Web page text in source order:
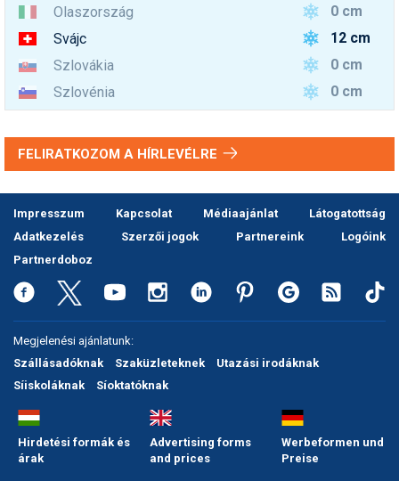
Olaszország
0 cm
Svájc
12 cm
Szlovákia
0 cm
Szlovénia
0 cm
FELIRATKOZOM A HÍRLEVÉLRE
Impresszum Kapcsolat Médiaajánlat
Látogatottság
Adatkezelés
Szerzői jogok Partnereink
Logóink
Partnerdoboz
Megjelenési ajánlatunk:
Szállásadóknak
Szaküzleteknek
Utazási irodáknak
Síiskoláknak
Síoktatóknak
Hirdetési formák és
árak
Advertising forms
and prices
Werbeformen und
Preise